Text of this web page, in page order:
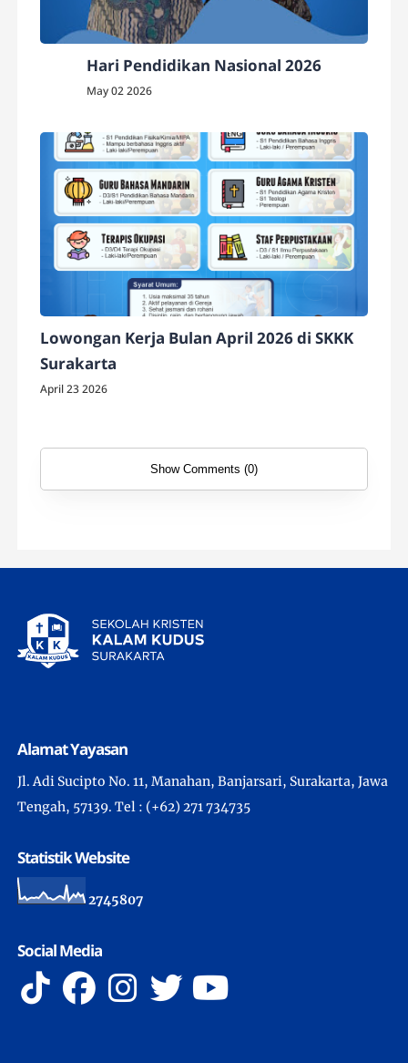
Hari Pendidikan Nasional 2026
May 02 2026
Lowongan Kerja Bulan April 2026 di SKKK
Surakarta
April 23 2026
Show Comments (0)
Alamat Yayasan
Jl. Adi Sucipto No. 11, Manahan, Banjarsari, Surakarta, Jawa
Tengah, 57139. Tel : (+62) 271 734735
Statistik Website
2745807
Social Media